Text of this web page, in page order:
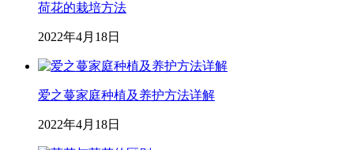
荷花的栽培方法
2022年4月18日
爱之蔓家庭种植及养护方法详解
2022年4月18日